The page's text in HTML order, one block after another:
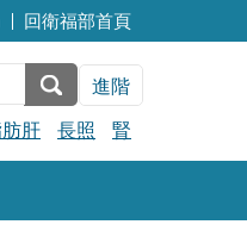
回衛福部首頁
進階
肪肝 長照 腎